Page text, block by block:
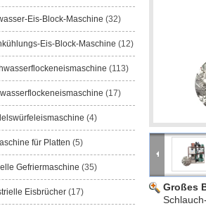
Eis-Block-Maschine (32)
Eis-Block-Maschine (12)
(113)
(17)
(4)
für Platten (5)
Gefriermaschine (35)
Eisbrücher (17) Großes